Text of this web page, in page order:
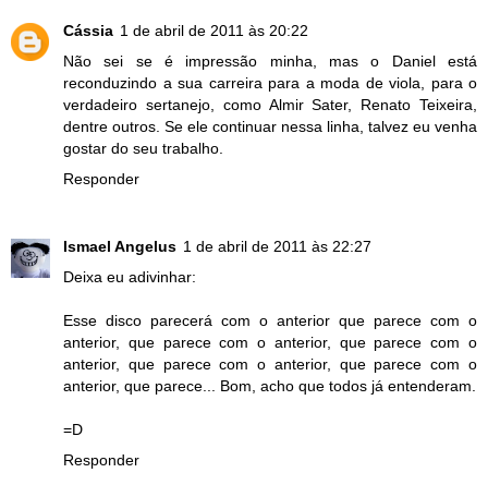
Cássia 1 de abril de 2011 às 20:22
Não sei se é impressão minha, mas o Daniel está
reconduzindo a sua carreira para a moda de viola, para o
verdadeiro sertanejo, como Almir Sater, Renato Teixeira,
dentre outros. Se ele continuar nessa linha, talvez eu venha
gostar do seu trabalho.
Responder
Ismael Angelus 1 de abril de 2011 às 22:27
Deixa eu adivinhar:
Esse disco parecerá com o anterior que parece com o
anterior, que parece com o anterior, que parece com o
anterior, que parece com o anterior, que parece com o
anterior, que parece... Bom, acho que todos já entenderam.
=D
Responder